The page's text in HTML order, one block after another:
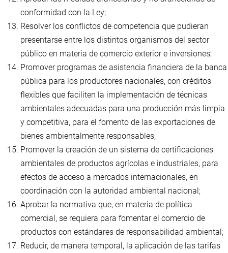
conformidad con la Ley;
Resolver los conflictos de competencia que pudieran
presentarse entre los distintos organismos del sector
público en materia de comercio exterior e inversiones;
Promover programas de asistencia financiera de la banca
pública para los productores nacionales, con créditos
flexibles que faciliten la implementación de técnicas
ambientales adecuadas para una producción más limpia
y competitiva, para el fomento de las exportaciones de
bienes ambientalmente responsables;
Promover la creación de un sistema de certificaciones
ambientales de productos agrícolas e industriales, para
efectos de acceso a mercados internacionales, en
coordinación con la autoridad ambiental nacional;
Aprobar la normativa que, en materia de política
comercial, se requiera para fomentar el comercio de
productos con estándares de responsabilidad ambiental;
Reducir, de manera temporal, la aplicación de las tarifas